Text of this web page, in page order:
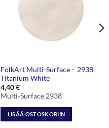
FolkArt Multi-Surface – 2938
Titanium White
4,40€
Multi-Surface 2938
LISÄÄ OSTOSKORIIN